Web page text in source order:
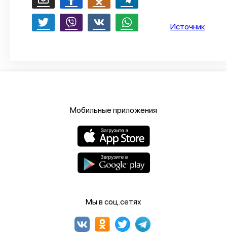
Источник
Мобильные приложения
Мы в соц.сетях